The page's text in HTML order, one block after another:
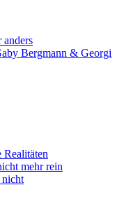
anders
Bergmann & Georgi
Realitäten
mehr rein
nicht